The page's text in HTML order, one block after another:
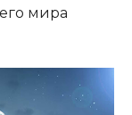
мира